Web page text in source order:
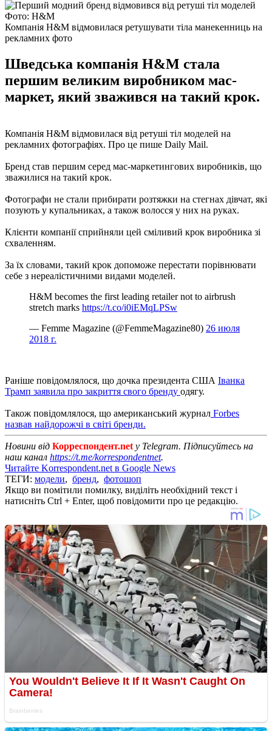
Фото: H&M
Компанія H&M відмовилася ретушувати тіла манекенниць на
рекламних фото
Шведська компанія H&M стала
першим великим виробником мас-
маркет, який зважився на такий крок.
Компанія H&M відмовилася від ретуші тіл моделей на
рекламних фотографіях. Про це пише Daily Mail.
Бренд став першим серед мас-маркетингових виробників, що
зважилися на такий крок.
Фотографи не стали прибирати розтяжки на стегнах дівчат, які
позують у купальниках, а також волосся у них на руках.
Клієнти компанії сприйняли цей сміливий крок виробника зі
схваленням.
За їх словами, такий крок допоможе перестати порівнювати
себе з нереалістичними видами моделей.
H&M becomes the first leading retailer not to airbrush
stretch marks https://t.co/i0iEMqLPSw
— Femme Magazine (@FemmeMagazine80) 26 июля
2018 г.
Раніше повідомлялося, що дочка президента США Іванка
Трамп заявила про закриття свого бренду одягу.
Також повідомлялося, що американський журнал Forbes
назвав найдорожчі в світі бренди.
Новини від Корреспондент.net у Telegram. Підписуйтесь на
наш канал https://t.me/korrespondentnet.
Читайте Korrespondent.net в Google News
ТЕГИ: модели, бренд, фотошоп
Якщо ви помітили помилку, виділіть необхідний текст і
натисніть Ctrl + Enter, щоб повідомити про це редакцію.